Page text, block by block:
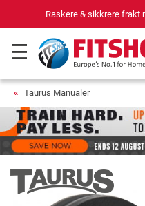
Din ekspert for
Taurus Manualer